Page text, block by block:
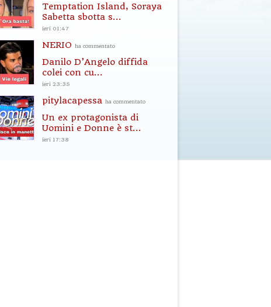
Temptation Island, Soraya
Sabetta sbotta s...
ieri 01:47
NERIO ha commentato
Danilo D’Angelo diffida
colei con cu...
ieri 23:35
pitylacapessa ha commentato
Un ex protagonista di
Uomini e Donne è st...
ieri 17:38